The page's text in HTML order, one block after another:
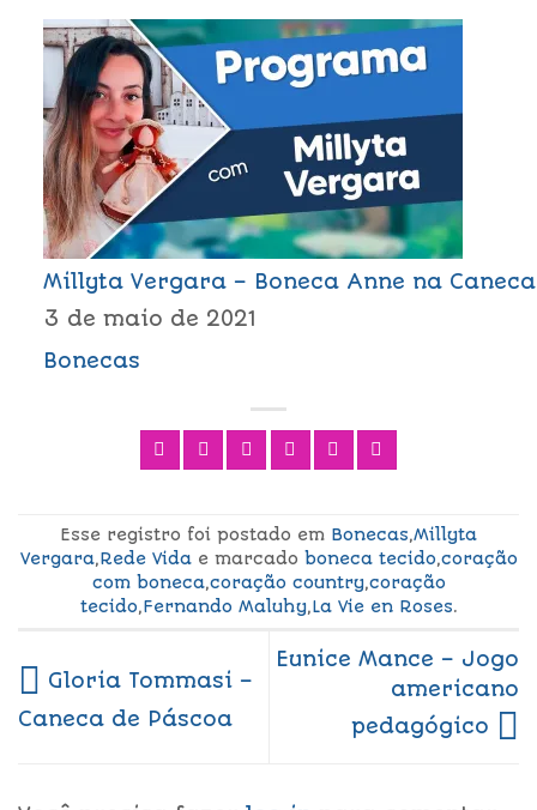
Millyta Vergara – Boneca Anne na Caneca
3 de maio de 2021
Bonecas
Esse registro foi postado em Bonecas,Millyta
Vergara,Rede Vidae marcado boneca tecido,coração
com boneca,coração country,coração
tecido,Fernando Maluhy,La Vie en Roses.
Gloria Tommasi –
Caneca de Páscoa
Eunice Mance – Jogo
americano
pedagógico